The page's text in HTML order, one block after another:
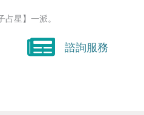
星】一派。
諮詢服務